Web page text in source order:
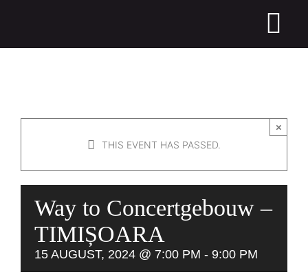
CALL FOR SCORES
MASTERCLASSES
SUPPORT US
THIS EVENT HAS PASSED.
×
Way to Concertgebouw –
TIMIȘOARA
15 AUGUST, 2024 @ 7:00 PM - 9:00 PM